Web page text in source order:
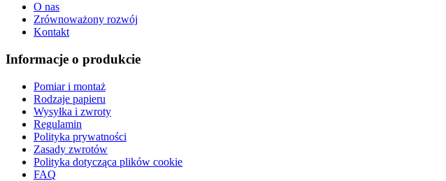
O nas
Zrównoważony rozwój
Kontakt
Informacje o produkcie
Pomiar i montaż
Rodzaje papieru
Wysyłka i zwroty
Regulamin
Polityka prywatności
Zasady zwrotów
Polityka dotycząca plików cookie
FAQ